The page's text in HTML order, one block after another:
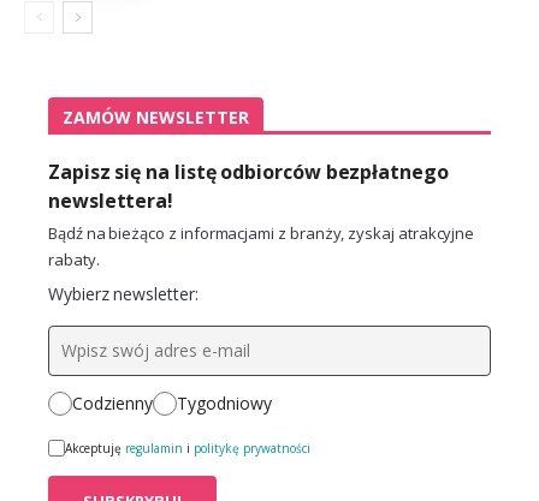
ZAMÓW NEWSLETTER
Zapisz się na listę odbiorców bezpłatnego
newslettera!
Bądź na bieżąco z informacjami z branży, zyskaj atrakcyjne
rabaty.
Wybierz newsletter:
Codzienny Tygodniowy
Akceptuję regulamin i politykę prywatności